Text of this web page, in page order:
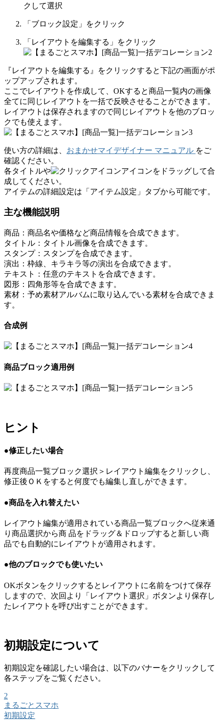
クして選択
「ブロック設定」をクリック
「レイアウトを編集する」をクリック
『レイアウトを編集する』をクリックすると下記の画面がポ
ップアップされます。
ここでレイアウトを作成して、OKすると商品一覧内の画像
全てに同じレイアウトを一括で反映させることができます。
レイアウトは保存されますので同じレイアウトを他のブロッ
クでも使えます。
使い方の詳細は、 おまかせマイデザイナー マニュアル をご
確認ください。
各タイトルや
アイコンをドラッグして合
成してください。
アイテムの詳細設定は「アイテム設定」タブから可能です。
主な機能説明
商品： 商品名や価格など商品情報を合成できます。
タイトル： タイトル画像を合成できます。
スタンプ： スタンプを合成できます。
演出： 枠線、キラキラ等の演出を合成できます。
テキスト： 任意のテキストを合成できます。
図形： 四角形等を合成できます。
素材： 予め素材アルバムに取り込んでいる素材を合成できま
す。
合成例
商品ブロック適用例
ヒント
●修正したい場合
再度商品一覧ブロック選択＞レイアウト編集をクリックし、
修正後ＯＫをすると何度でも編集し直しができます。
●商品を入れ替えたい
レイアウト編集が適用されている商品一覧ブロックへ従来通
り商品選択から商 品をドラッグ＆ドロップすると新しい商
品でも自動的にレイアウトが適用されます。
●他のブロックでも使いたい
OKボタンをクリックするとレイアウトに名前をつけて保存
しますので、次回より「レイアウト選択」ボタンより保存し
たレイアウトを呼び出すことができます。
初期設定について
初期設定を確認したい場合は、以下のバナーをクリックして
各ステップをご覧ください。
2
まるごとスマホ
初期設定